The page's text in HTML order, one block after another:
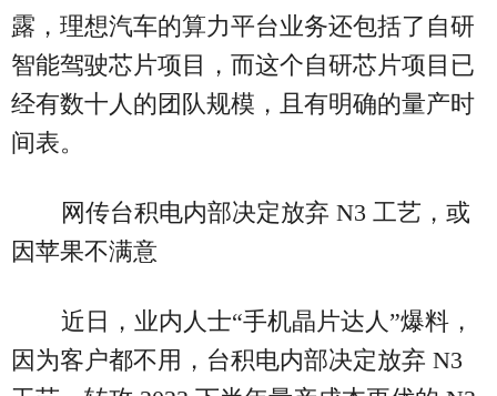
露，理想汽车的算力平台业务还包括了自研
智能驾驶芯片项目，而这个自研芯片项目已
经有数十人的团队规模，且有明确的量产时
间表。
网传台积电内部决定放弃 N3 工艺，或
因苹果不满意
近日，业内人士“手机晶片达人”爆料，
因为客户都不用，台积电内部决定放弃 N3